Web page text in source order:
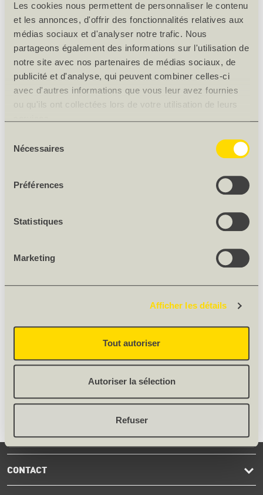
Les cookies nous permettent de personnaliser le contenu
et les annonces, d'offrir des fonctionnalités relatives aux
médias sociaux et d'analyser notre trafic. Nous
partageons également des informations sur l'utilisation de
notre site avec nos partenaires de médias sociaux, de
publicité et d'analyse, qui peuvent combiner celles-ci
avec d'autres informations que vous leur avez fournies
ou qu'ils ont collectées lors de votre utilisation de leurs
Nécessaires
Préférences
Statistiques
Marketing
Afficher les détails
Tout autoriser
Autoriser la sélection
Refuser
Origine
Non soumis à déclaration
DESCRIPTION DU PRODUIT
En plastique
ACCESSOIRES
PROFILÉ À EMBOÎTER GUTEX AP71 PAQUET À 10
PCS.
Nombre/paquet [pces] 10
CONTACT